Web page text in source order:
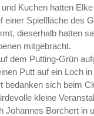
Kuchen hatten
einer Spielfläche des
dieserhalb hatten
mitgebracht.
dem Putting-Grün
Putt auf ein Loch
bedanken sich beim
kleine
Johannes Borchert in